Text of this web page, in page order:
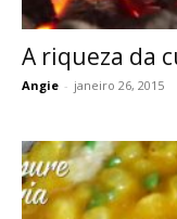
A riqueza da
Angie - janeiro 26, 2015